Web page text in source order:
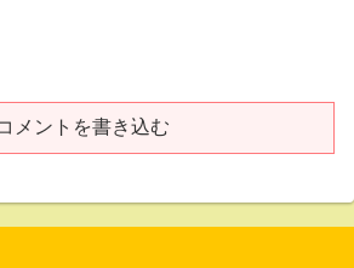
メントを書き込む